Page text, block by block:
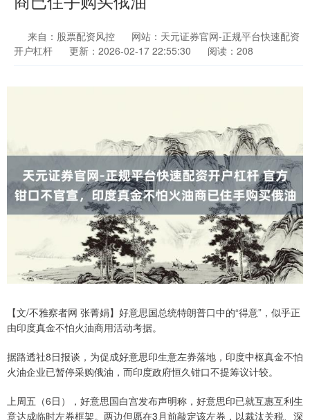
来自：股票配资风控
网站：天元证券官网-正规平台快速配资
开户杠杆
更新：2026-02-17 22:55:30 阅读：208
【文/不雅察者网 张菁娟】好意思国总统特朗普口中的“得意”，似乎正
由印度真金不怕火油商用活动考据。
据路透社8日报谈，为促成好意思印生意左券落地，印度中枢真金不怕
火油企业已暂停采购俄油，而印度政府恒久钳口不提筹议计较。
上周五（6日），好意思国白宫发布声明称，好意思印已就互惠互利生
意达成临时左券框架。两边但愿在3月前敲定该左券，以裁汰关税、深